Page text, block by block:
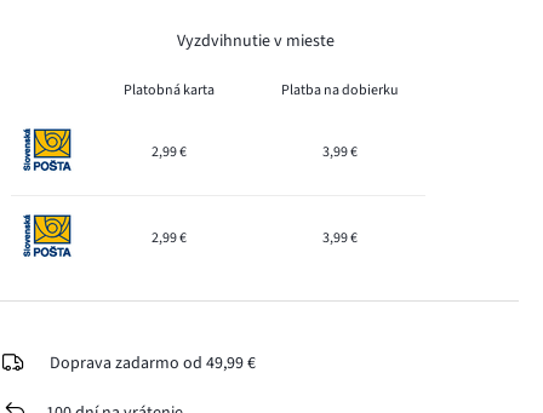
Vyzdvihnutie v mieste
Platobná karta Platba na dobierku
2,99 € 3,99 €
2,99 € 3,99 €
Doprava zadarmo od 49,99 €